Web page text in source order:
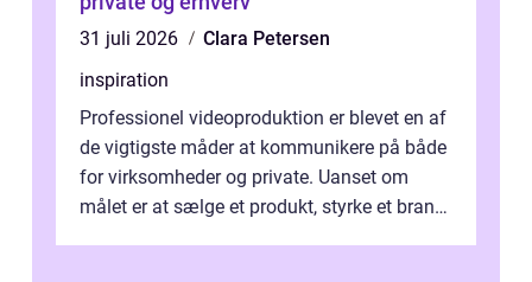
31 juli 2026
Clara Petersen
inspiration
Professionel videoproduktion er blevet en af
de vigtigste måder at kommunikere på både
for virksomheder og private. Uanset om
målet er at sælge et produkt, styrke et brand,